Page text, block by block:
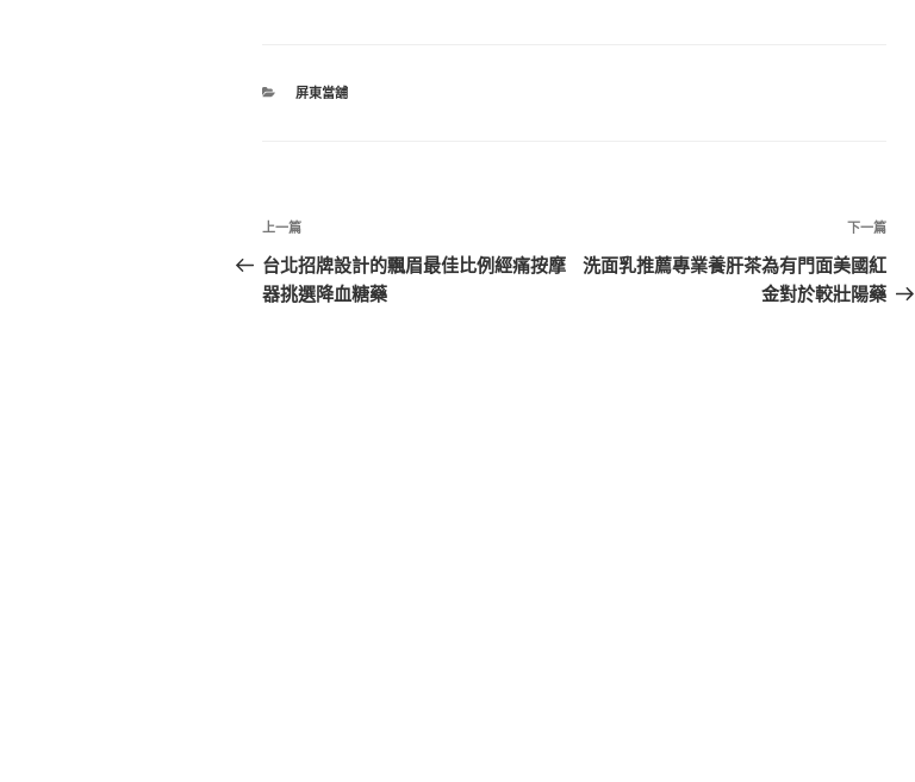
分
屏東當舖
文
章
導
上
一
篇
上一篇
台北招牌設計的飄眉最佳比例經痛按摩
器挑選降血糖藥
下
一
篇
下一篇
洗面乳推薦專業養肝茶為有門面美國紅
金對於較壯陽藥